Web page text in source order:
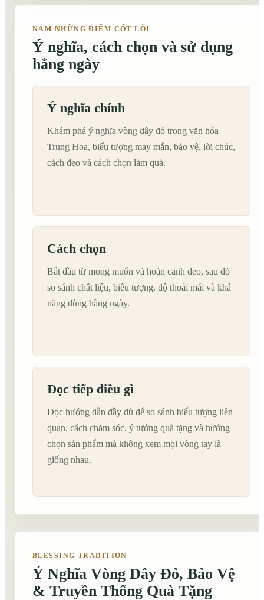
NẮM NHỮNG ĐIỂM CỐT LÕI
Ý nghĩa, cách chọn và sử dụng
hằng ngày
Ý nghĩa chính
Khám phá ý nghĩa vòng dây đỏ trong văn hóa
Trung Hoa, biểu tượng may mắn, bảo vệ, lời chúc,
cách đeo và cách chọn làm quà.
Cách chọn
Bắt đầu từ mong muốn và hoàn cảnh đeo, sau đó
so sánh chất liệu, biểu tượng, độ thoải mái và khả
năng dùng hằng ngày.
Đọc tiếp điều gì
Đọc hướng dẫn đầy đủ để so sánh biểu tượng liên
quan, cách chăm sóc, ý tưởng quà tặng và hướng
chọn sản phẩm mà không xem mọi vòng tay là
giống nhau.
BLESSING TRADITION
Ý Nghĩa Vòng Dây Đỏ, Bảo Vệ
& Truyền Thống Quà Tặng